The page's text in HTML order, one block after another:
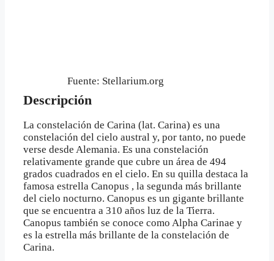
Fuente: Stellarium.org
Descripción
La constelación de Carina (lat. Carina) es una
constelación del cielo austral y, por tanto, no puede
verse desde Alemania. Es una constelación
relativamente grande que cubre un área de 494
grados cuadrados en el cielo. En su quilla destaca la
famosa estrella Canopus , la segunda más brillante
del cielo nocturno. Canopus es un gigante brillante
que se encuentra a 310 años luz de la Tierra.
Canopus también se conoce como Alpha Carinae y
es la estrella más brillante de la constelación de
Carina.